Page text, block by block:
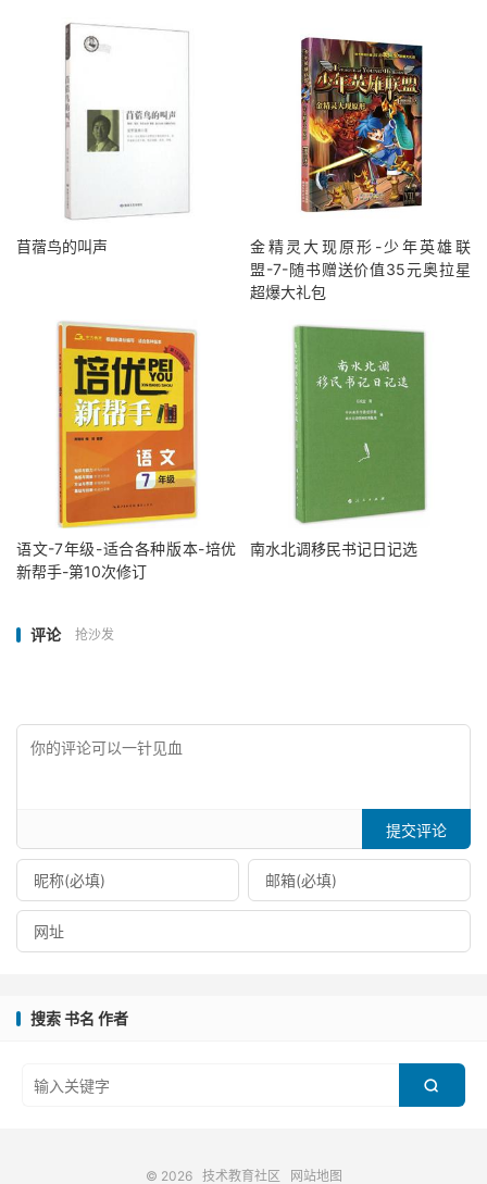
苜蓿鸟的叫声
金精灵大现原形-少年英雄联
盟-7-随书赠送价值35元奥拉星
超爆大礼包
语文-7年级-适合各种版本-培优
新帮手-第10次修订
南水北调移民书记日记选
评论 抢沙发
提交评论
搜索 书名 作者

© 2026 技术教育社区 网站地图